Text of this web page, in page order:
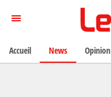
Accueil News Opinion